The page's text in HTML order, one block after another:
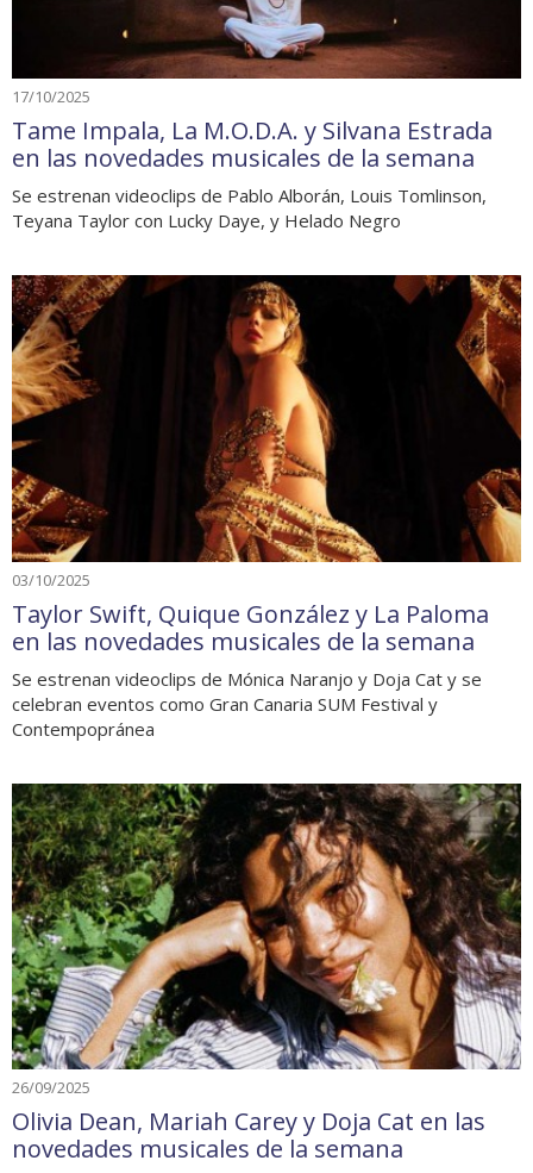
17/10/2025
Tame Impala, La M.O.D.A. y Silvana Estrada
en las novedades musicales de la semana
Se estrenan videoclips de Pablo Alborán, Louis Tomlinson,
Teyana Taylor con Lucky Daye, y Helado Negro
03/10/2025
Taylor Swift, Quique González y La Paloma
en las novedades musicales de la semana
Se estrenan videoclips de Mónica Naranjo y Doja Cat y se
celebran eventos como Gran Canaria SUM Festival y
Contempopránea
26/09/2025
Olivia Dean, Mariah Carey y Doja Cat en las
novedades musicales de la semana